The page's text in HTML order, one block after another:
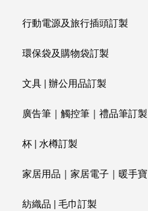
行動電源及旅行插頭訂製
環保袋及購物袋訂製
文具 | 辦公用品訂製
廣告筆｜觸控筆｜禮品筆訂製
杯 | 水樽訂製
家居用品｜家居電子｜暖手寶
紡織品 | 毛巾訂製